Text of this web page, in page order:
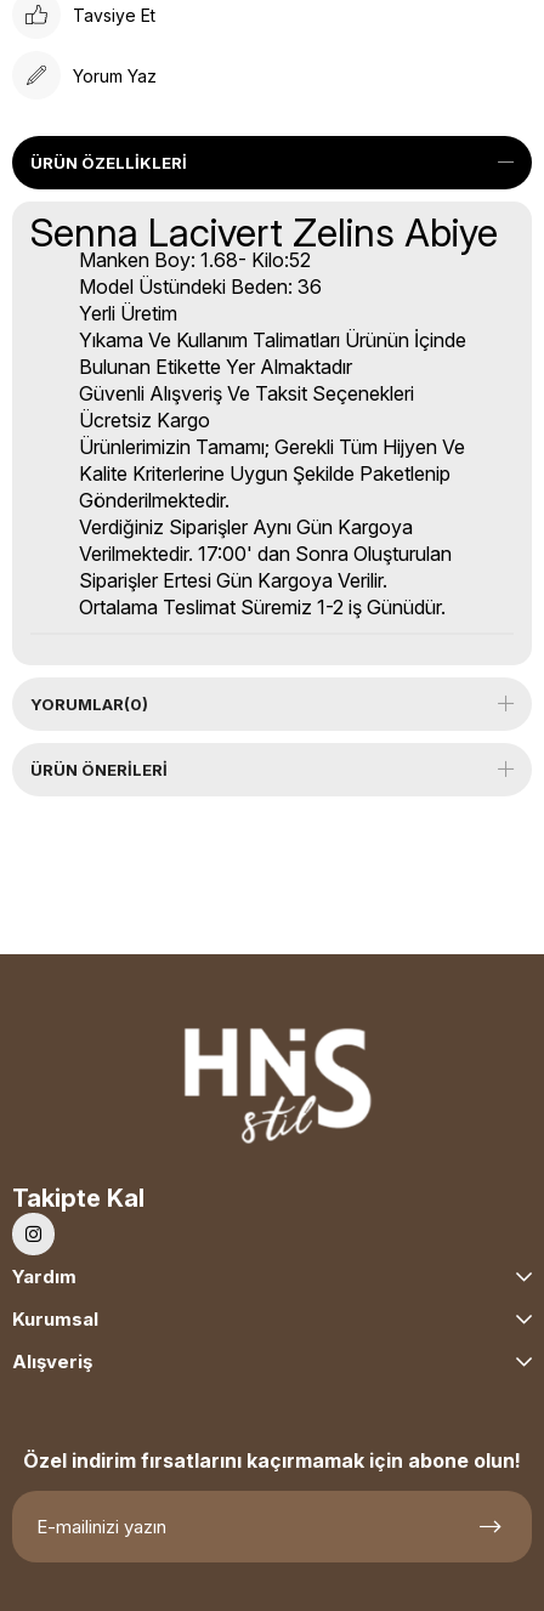
Tavsiye Et
Yorum Yaz
ÜRÜN ÖZELLIKLERI
Senna Lacivert Zelins Abiye
Manken Boy: 1.68- Kilo:52
Model Üstündeki Beden: 36
Yerli Üretim
Yıkama Ve Kullanım Talimatları Ürünün İçinde
Bulunan Etikette Yer Almaktadır
Güvenli Alışveriş Ve Taksit Seçenekleri
Ücretsiz Kargo
Ürünlerimizin Tamamı; Gerekli Tüm Hijyen Ve
Kalite Kriterlerine Uygun Şekilde Paketlenip
Gönderilmektedir.
Verdiğiniz Siparişler Aynı Gün Kargoya
Verilmektedir. 17:00' dan Sonra Oluşturulan
Siparişler Ertesi Gün Kargoya Verilir.
Ortalama Teslimat Süremiz 1-2 iş Günüdür.
YORUMLAR(0)
ÜRÜN ÖNERILERI
Takipte Kal
Yardım
Kurumsal
Alışveriş
Özel indirim fırsatlarını kaçırmamak için abone olun!